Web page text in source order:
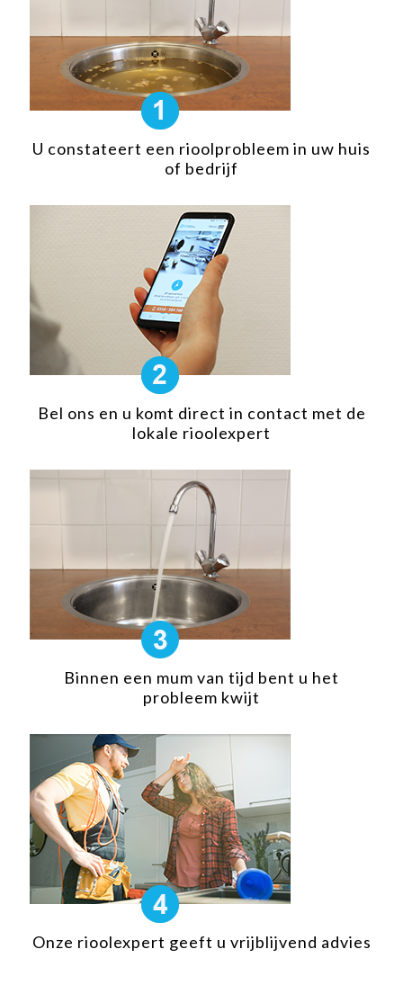
U constateert een rioolprobleem in uw huis
of bedrijf
Bel ons en u komt direct in contact met de
lokale rioolexpert
Binnen een mum van tijd bent u het
probleem kwijt
Onze rioolexpert geeft u vrijblijvend advies